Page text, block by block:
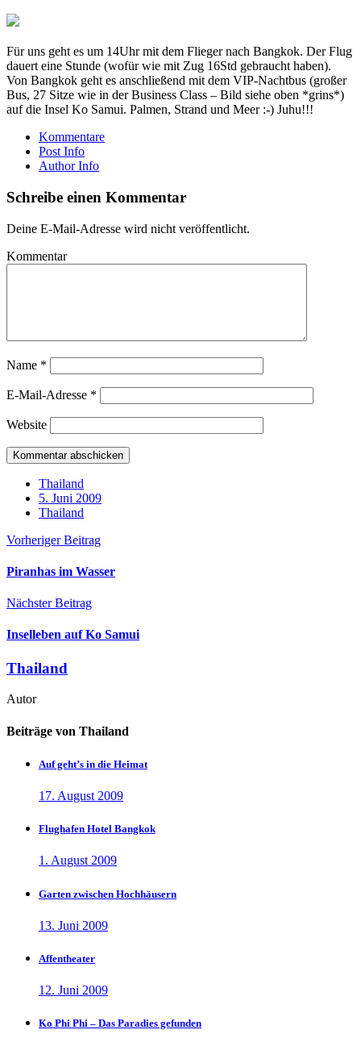
Für uns geht es um 14Uhr mit dem Flieger nach Bangkok. Der Flug
dauert eine Stunde (wofür wie mit Zug 16Std gebraucht haben).
Von Bangkok geht es anschließend mit dem VIP-Nachtbus (großer
Bus, 27 Sitze wie in der Business Class – Bild siehe oben *grins*)
auf die Insel Ko Samui. Palmen, Strand und Meer :-) Juhu!!!
Kommentare
Post Info
Author Info
Schreibe einen Kommentar
Deine E-Mail-Adresse wird nicht veröffentlicht.
Kommentar
Name *
E-Mail-Adresse *
Website
Thailand
5. Juni 2009
Thailand
Vorheriger Beitrag
Piranhas im Wasser
Nächster Beitrag
Inselleben auf Ko Samui
Thailand
Autor
Beiträge von Thailand
Auf geht’s in die Heimat
17. August 2009
Flughafen Hotel Bangkok
1. August 2009
Garten zwischen Hochhäusern
13. Juni 2009
Affentheater
12. Juni 2009
Ko Phi Phi – Das Paradies gefunden